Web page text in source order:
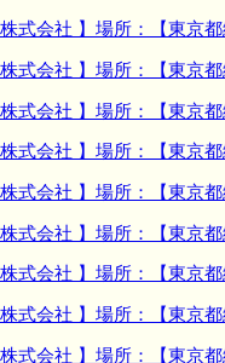
式会社 】場所：【東京
式会社 】場所：【東京
式会社 】場所：【東京
式会社 】場所：【東京
式会社 】場所：【東京
式会社 】場所：【東京
式会社 】場所：【東京
式会社 】場所：【東京
式会社 】場所：【東京